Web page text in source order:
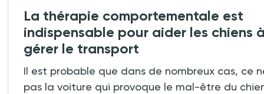
La thérapie comportementale est
indispensable pour aider les chiens
gérer le transport
Il est probable que dans de nombreux cas, ce
pas la voiture qui provoque le mal-être du